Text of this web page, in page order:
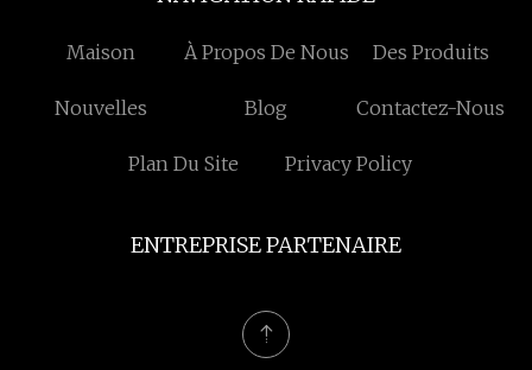
Maison À Propos De Nous Des Produits
Nouvelles Blog Contactez-Nous
Plan Du Site Privacy Policy
ENTREPRISE PARTENAIRE